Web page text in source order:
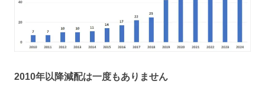
2010年以降減配は一度もありません